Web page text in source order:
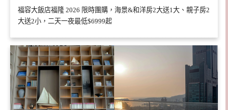
福容大飯店福隆 2026 限時團購，海景&和洋房2大送1大、親子房2
大送2小，二天一夜最低$6999起